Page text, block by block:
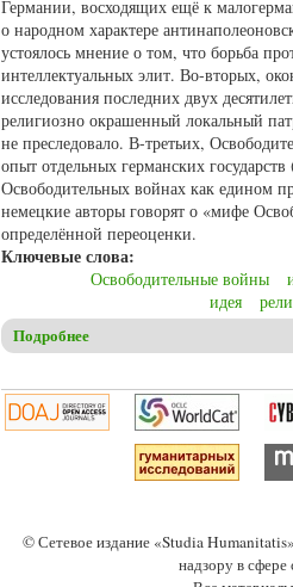
Германии, восходящих ещё к
о народном характере
устоялось мнение о том, что борьба
интеллектуальных элит. Во-вторых,
исследования последних двух
религиозно окрашенный локальный
не преследовало. В-третьих,
опыт отдельных германских
Освободительных войнах как едином
немецкие авторы говорят о «мифе
определённой переоценки.
Ключевые слова:
Освободительные войны
идея
Подробнее
© Сетевое издание «Studia
надзору в